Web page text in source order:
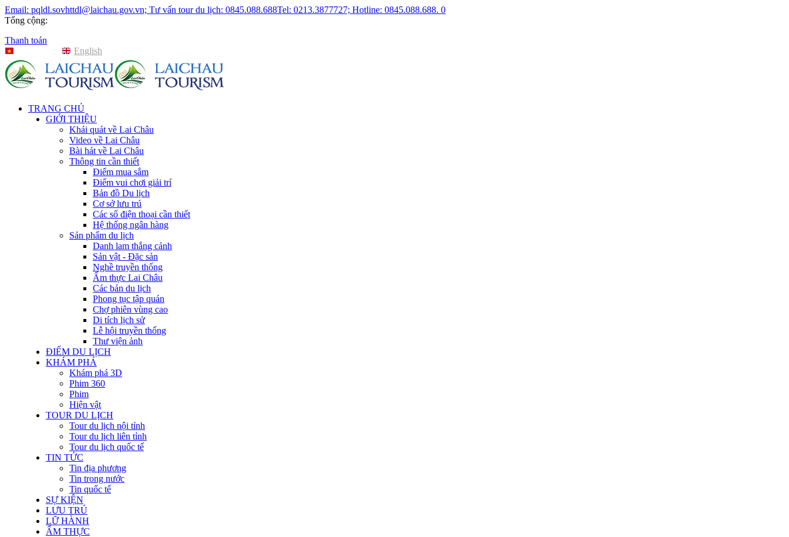
Email: pqldl.sovhttdl@laichau.gov.vn; Tư vấn tour du lịch: 0845.088.688Tel: 0213.3877727; Hotline: 0845.088.688. 0
Tổng cộng:
Thanh toán
English
TRANG CHỦ
GIỚI THIỆU
Khái quát về Lai Châu
Video về Lai Châu
Bài hát về Lai Châu
Thông tin cần thiết
Điểm mua sắm
Điểm vui chơi giải trí
Bản đồ Du lịch
Cơ sở lưu trú
Các số điện thoại cần thiết
Hệ thống ngân hàng
Sản phẩm du lịch
Danh lam thắng cảnh
Sản vật - Đặc sản
Nghề truyền thống
Ẩm thực Lai Châu
Các bản du lịch
Phong tục tập quán
Chợ phiên vùng cao
Di tích lịch sử
Lễ hội truyền thống
Thư viện ảnh
ĐIỂM DU LỊCH
KHÁM PHÁ
Khám phá 3D
Phim 360
Phim
Hiện vật
TOUR DU LỊCH
Tour du lịch nội tỉnh
Tour du lịch liên tỉnh
Tour du lịch quốc tế
TIN TỨC
Tin địa phương
Tin trong nước
Tin quốc tế
SỰ KIỆN
LƯU TRÚ
LỮ HÀNH
ẨM THỰC